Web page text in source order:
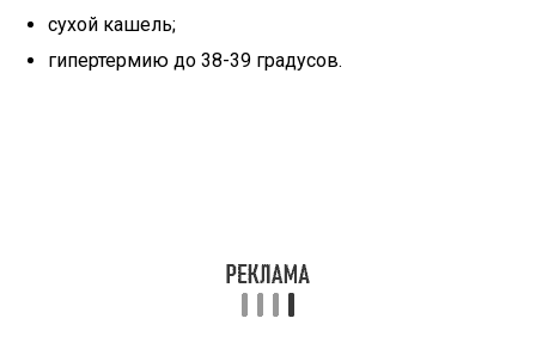
сухой кашель;
гипертермию до 38-39 градусов.